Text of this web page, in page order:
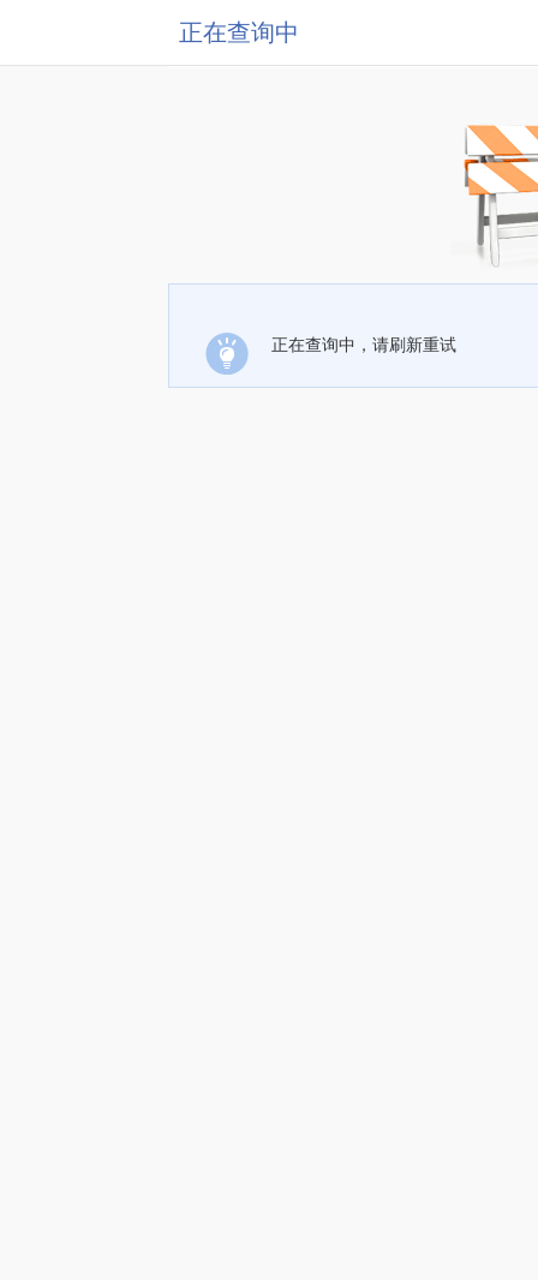
正在查询中
正在查询中，请刷新重试